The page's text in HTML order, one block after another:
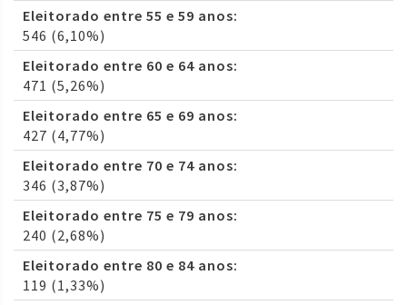
Eleitorado entre 55 e 59 anos:
546 (6,10%)
Eleitorado entre 60 e 64 anos:
471 (5,26%)
Eleitorado entre 65 e 69 anos:
427 (4,77%)
Eleitorado entre 70 e 74 anos:
346 (3,87%)
Eleitorado entre 75 e 79 anos:
240 (2,68%)
Eleitorado entre 80 e 84 anos:
119 (1,33%)